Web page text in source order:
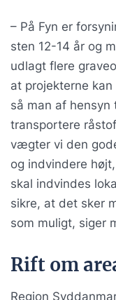
– På Fyn er
sten 12-14 år og
udlagt flere
at projekterne
så man af hensyn
transportere
vægter vi den
og indvindere
skal indvindes
sikre, at det sker
som muligt, siger
Rift om
Region